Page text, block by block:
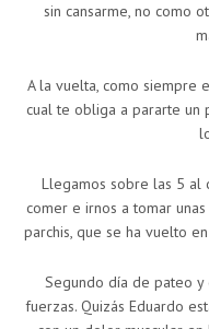
sin cansarme, no como
A la vuelta, como siempre
cual te obliga a pararte un
Llegamos sobre las 5 al
comer e irnos a tomar
parchis, que se ha vuelto
Segundo día de pateo
fuerzas. Quizás Eduardo